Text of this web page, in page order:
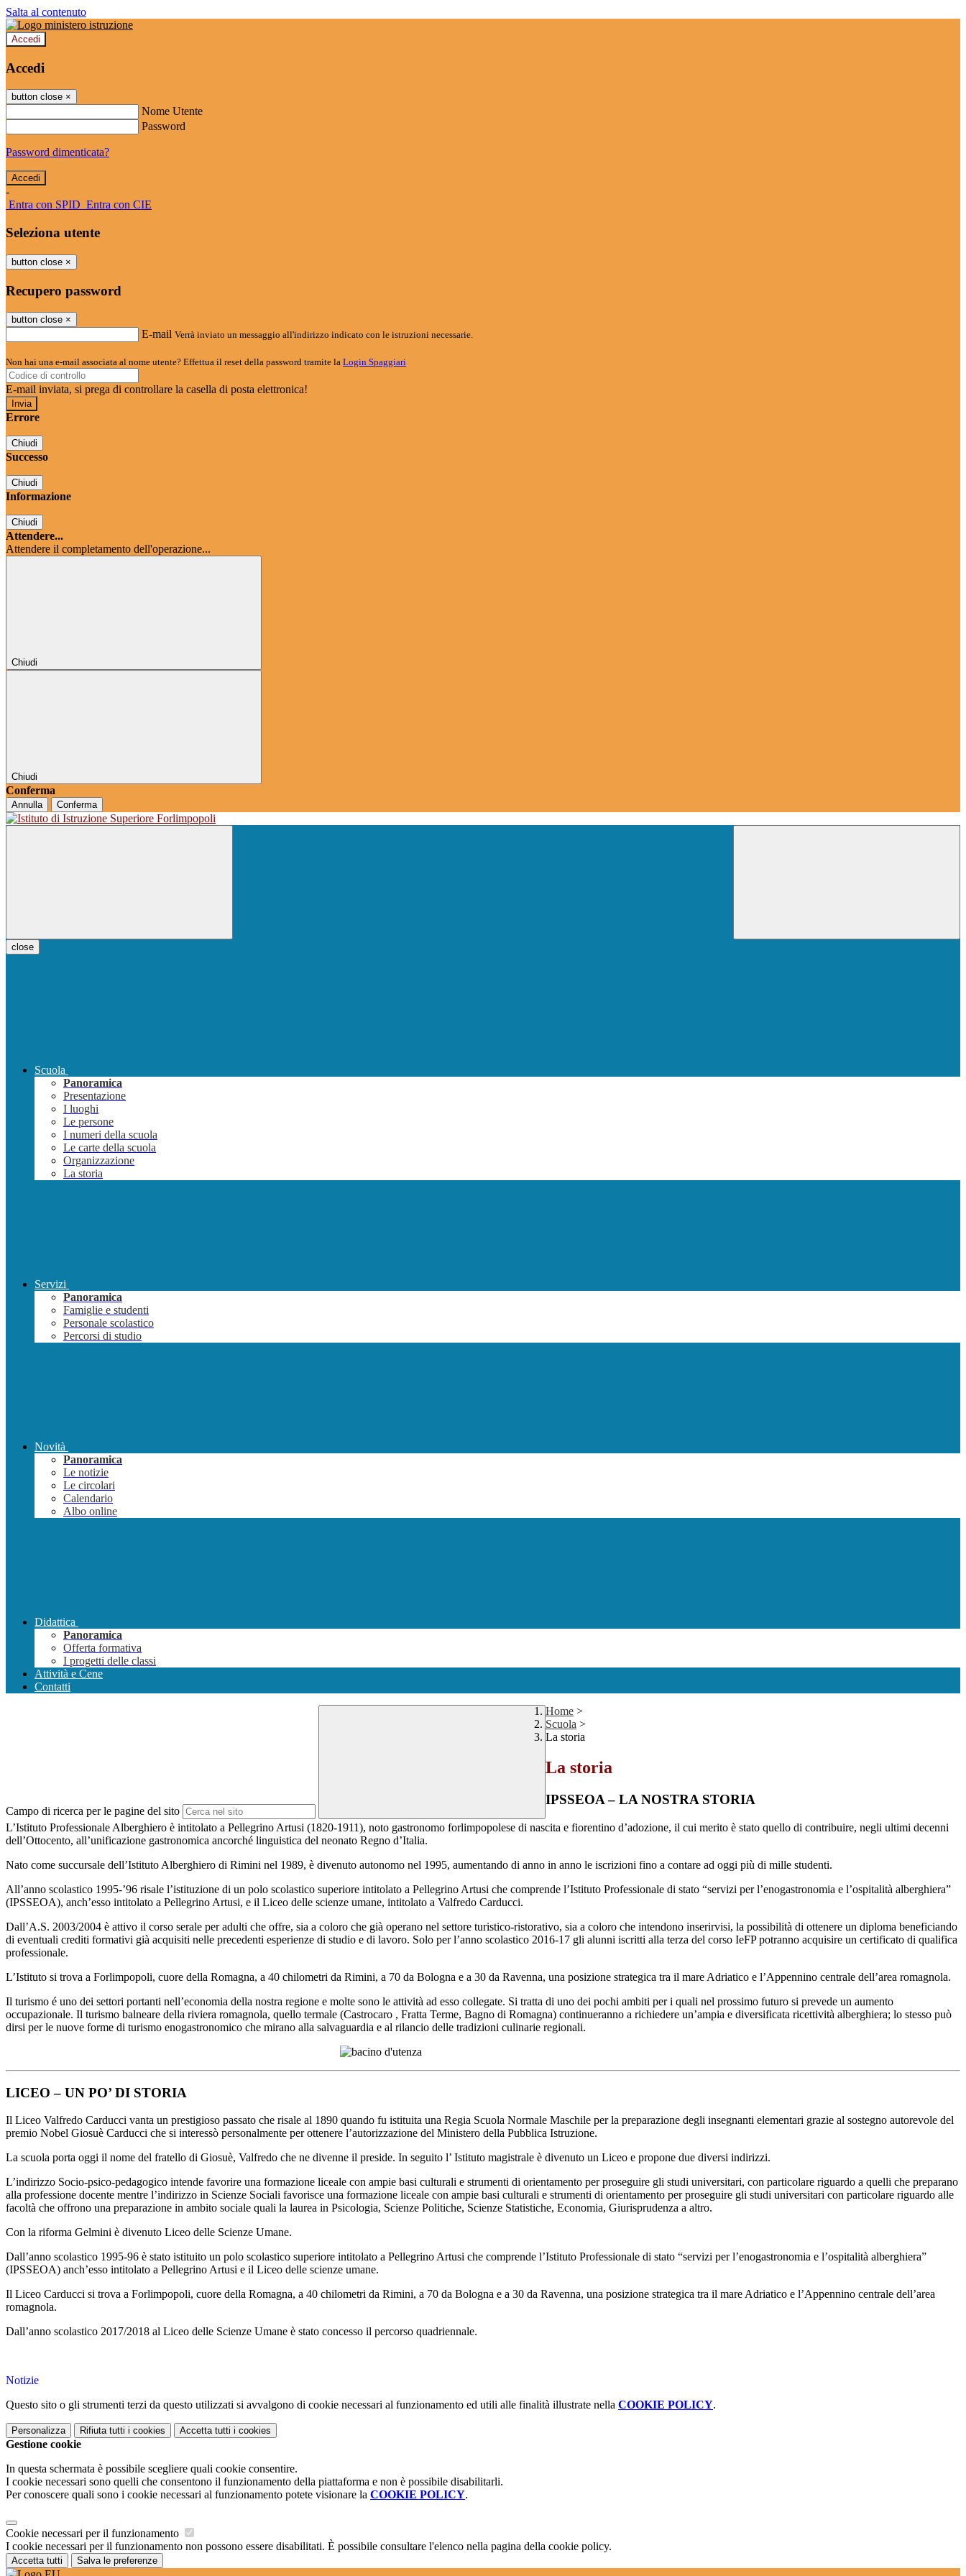
Salta al contenuto
Accedi
Accedi
button close ×
Nome Utente
Password
Password dimenticata?
-
Entra con SPID Entra con CIE
Seleziona utente
button close ×
Recupero password
button close ×
E-mail Verrà inviato un messaggio all'indirizzo indicato con le istruzioni necessarie.
Non hai una e-mail associata al nome utente? Effettua il reset della password tramite la Login Spaggiari
E-mail inviata, si prega di controllare la casella di posta elettronica!
Errore
Chiudi
Successo
Chiudi
Informazione
Chiudi
Attendere...
Attendere il completamento dell'operazione...
Chiudi
Chiudi
Conferma
Annulla Conferma
close
Scuola
Panoramica
Presentazione
I luoghi
Le persone
I numeri della scuola
Le carte della scuola
Organizzazione
La storia
Servizi
Panoramica
Famiglie e studenti
Personale scolastico
Percorsi di studio
Novità
Panoramica
Le notizie
Le circolari
Calendario
Albo online
Didattica
Panoramica
Offerta formativa
I progetti delle classi
Attività e Cene
Contatti
Campo di ricerca per le pagine del sito
Home >
Scuola >
La storia
La storia
IPSSEOA – LA NOSTRA STORIA
L’Istituto Professionale Alberghiero è intitolato a Pellegrino Artusi (1820-1911), noto gastronomo forlimpopolese di nascita e fiorentino d’adozione, il cui merito è stato quello di contribuire, negli ultimi decenni
dell’Ottocento, all’unificazione gastronomica ancorché linguistica del neonato Regno d’Italia.
Nato come succursale dell’Istituto Alberghiero di Rimini nel 1989, è divenuto autonomo nel 1995, aumentando di anno in anno le iscrizioni fino a contare ad oggi più di mille studenti.
All’anno scolastico 1995-’96 risale l’istituzione di un polo scolastico superiore intitolato a Pellegrino Artusi che comprende l’Istituto Professionale di stato “servizi per l’enogastronomia e l’ospitalità alberghiera”
(IPSSEOA), anch’esso intitolato a Pellegrino Artusi, e il Liceo delle scienze umane, intitolato a Valfredo Carducci.
Dall’A.S. 2003/2004 è attivo il corso serale per adulti che offre, sia a coloro che già operano nel settore turistico-ristorativo, sia a coloro che intendono inserirvisi, la possibilità di ottenere un diploma beneficiando
di eventuali crediti formativi già acquisiti nelle precedenti esperienze di studio e di lavoro. Solo per l’anno scolastico 2016-17 gli alunni iscritti alla terza del corso IeFP potranno acquisire un certificato di qualifica
professionale.
L’Istituto si trova a Forlimpopoli, cuore della Romagna, a 40 chilometri da Rimini, a 70 da Bologna e a 30 da Ravenna, una posizione strategica tra il mare Adriatico e l’Appennino centrale dell’area romagnola.
Il turismo é uno dei settori portanti nell’economia della nostra regione e molte sono le attività ad esso collegate. Si tratta di uno dei pochi ambiti per i quali nel prossimo futuro si prevede un aumento
occupazionale. Il turismo balneare della riviera romagnola, quello termale (Castrocaro , Fratta Terme, Bagno di Romagna) continueranno a richiedere un’ampia e diversificata ricettività alberghiera; lo stesso può
dirsi per le nuove forme di turismo enogastronomico che mirano alla salvaguardia e al rilancio delle tradizioni culinarie regionali.
LICEO – UN PO’ DI STORIA
Il Liceo Valfredo Carducci vanta un prestigioso passato che risale al 1890 quando fu istituita una Regia Scuola Normale Maschile per la preparazione degli insegnanti elementari grazie al sostegno autorevole del
premio Nobel Giosuè Carducci che si interessò personalmente per ottenere l’autorizzazione del Ministero della Pubblica Istruzione.
La scuola porta oggi il nome del fratello di Giosuè, Valfredo che ne divenne il preside. In seguito l’ Istituto magistrale è divenuto un Liceo e propone due diversi indirizzi.
L’indirizzo Socio-psico-pedagogico intende favorire una formazione liceale con ampie basi culturali e strumenti di orientamento per proseguire gli studi universitari, con particolare riguardo a quelli che preparano
alla professione docente mentre l’indirizzo in Scienze Sociali favorisce una formazione liceale con ampie basi culturali e strumenti di orientamento per proseguire gli studi universitari con particolare riguardo alle
facoltà che offrono una preparazione in ambito sociale quali la laurea in Psicologia, Scienze Politiche, Scienze Statistiche, Economia, Giurisprudenza a altro.
Con la riforma Gelmini è divenuto Liceo delle Scienze Umane.
Dall’anno scolastico 1995-96 è stato istituito un polo scolastico superiore intitolato a Pellegrino Artusi che comprende l’Istituto Professionale di stato “servizi per l’enogastronomia e l’ospitalità alberghiera”
(IPSSEOA) anch’esso intitolato a Pellegrino Artusi e il Liceo delle scienze umane.
Il Liceo Carducci si trova a Forlimpopoli, cuore della Romagna, a 40 chilometri da Rimini, a 70 da Bologna e a 30 da Ravenna, una posizione strategica tra il mare Adriatico e l’Appennino centrale dell’area
romagnola.
Dall’anno scolastico 2017/2018 al Liceo delle Scienze Umane è stato concesso il percorso quadriennale.
Notizie
Questo sito o gli strumenti terzi da questo utilizzati si avvalgono di cookie necessari al funzionamento ed utili alle finalità illustrate nella COOKIE POLICY.
Personalizza Rifiuta tutti i cookies Accetta tutti i cookies
Gestione cookie
In questa schermata è possibile scegliere quali cookie consentire.
I cookie necessari sono quelli che consentono il funzionamento della piattaforma e non è possibile disabilitarli.
Per conoscere quali sono i cookie necessari al funzionamento potete visionare la COOKIE POLICY.
Cookie necessari per il funzionamento
I cookie necessari per il funzionamento non possono essere disabilitati. È possibile consultare l'elenco nella pagina della cookie policy.
Accetta tutti Salva le preferenze